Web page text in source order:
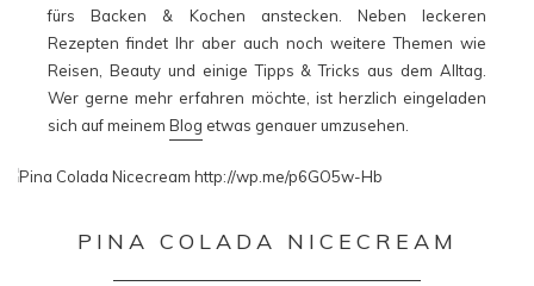
fürs Backen & Kochen anstecken. Neben leckeren
Rezepten findet Ihr aber auch noch weitere Themen wie
Reisen, Beauty und einige Tipps & Tricks aus dem Alltag.
Wer gerne mehr erfahren möchte, ist herzlich eingeladen
sich auf meinem Blog etwas genauer umzusehen.
PINA COLADA NICECREAM